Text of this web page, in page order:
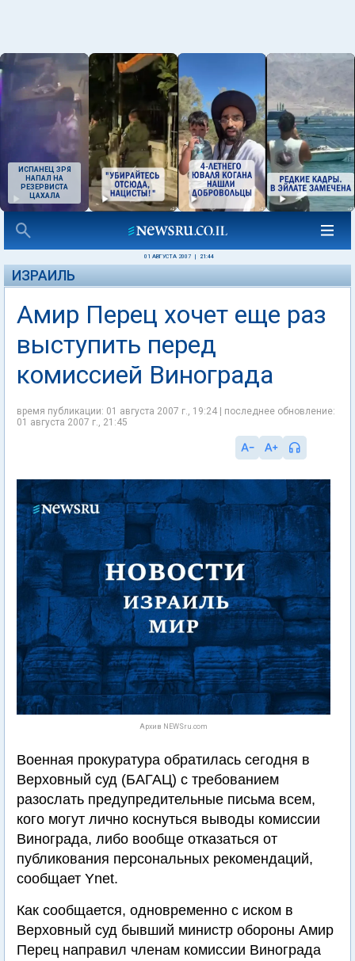
ИСПАНЕЦ ЗРЯ
НАПАЛ НА
РЕЗЕРВИСТА
ЦАХАЛА
01 АВГУСТА 2007 21:44
ИЗРАИЛЬ
Амир Перец хочет еще раз
выступить перед
комиссией Винограда
время публикации: 01 августа 2007 г., 19:24 | последнее обновление:
01 августа 2007 г., 21:45
Архив NEWSru.com
Военная прокуратура обратилась сегодня в
Верховный суд (БАГАЦ) с требованием
разослать предупредительные письма всем,
кого могут лично коснуться выводы комиссии
Винограда, либо вообще отказаться от
публикования персональных рекомендаций,
сообщает Ynet.
Как сообщается, одновременно с иском в
Верховный суд бывший министр обороны Амир
Перец направил членам комиссии Винограда